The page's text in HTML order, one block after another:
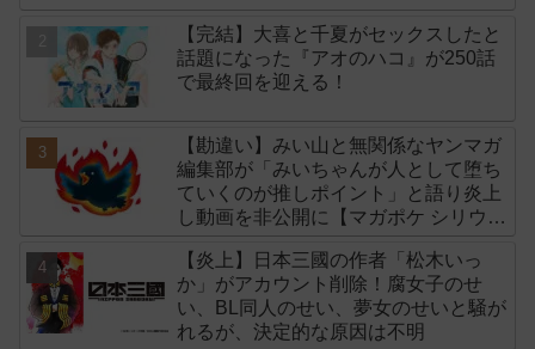
【完結】大喜と千夏がセックスしたと
話題になった『アオのハコ』が250話
で最終回を迎える！
【勘違い】みい山と無関係なヤンマガ
編集部が「みいちゃんが人として堕ち
ていくのが推しポイント」と語り炎上
し動画を非公開に【マガポケ シリウ
【炎上】日本三國の作者「松木いっ
か」がアカウント削除！腐女子のせ
い、BL同人のせい、夢女のせいと騒が
れるが、決定的な原因は不明